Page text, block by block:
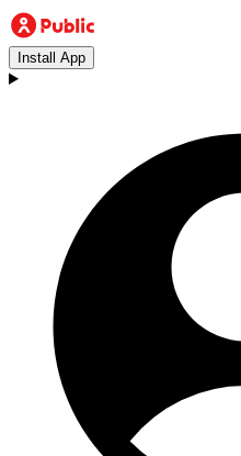
Install App